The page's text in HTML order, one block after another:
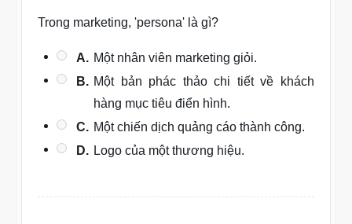
Trong marketing, 'persona' là gì?
A. Một nhân viên marketing giỏi.
B. Một bản phác thảo chi tiết về khách
hàng mục tiêu điển hình.
C. Một chiến dịch quảng cáo thành công.
D. Logo của một thương hiệu.